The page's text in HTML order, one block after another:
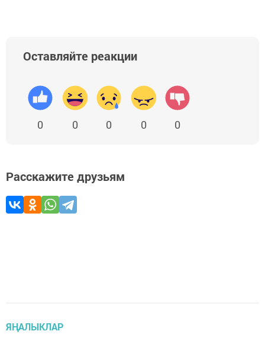
Оставляйте реакции
0 0 0 0 0
Расскажите друзьям
ЯҢАЛЫКЛАР